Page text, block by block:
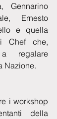
Gennarino
Ernesto
e quella
Chef che,
regalare
Nazione.
i workshop
della